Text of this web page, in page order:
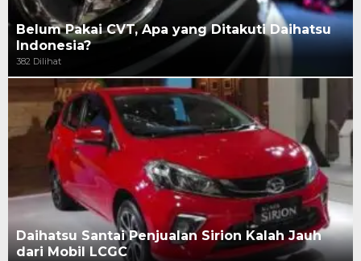
Belum Pakai CVT, Apa yang Ditakuti Daihatsu
Indonesia?
382 Dilihat
Daihatsu Santai Penjualan Sirion Kalah Jauh
dari Mobil LCGC